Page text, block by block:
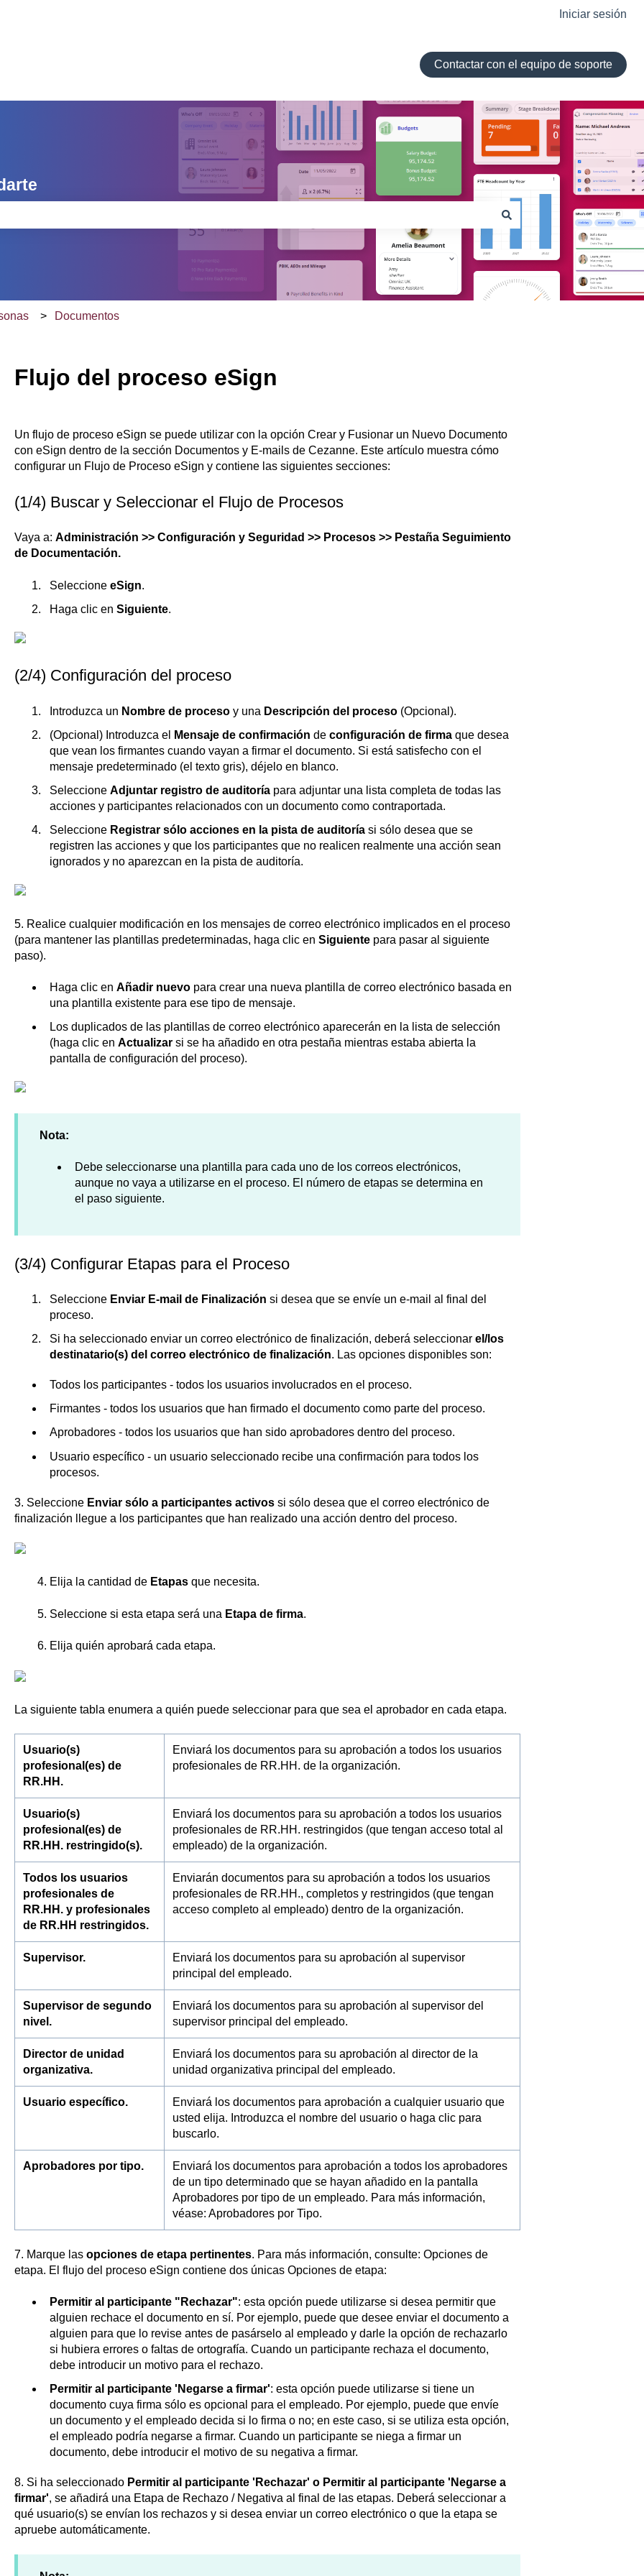
Iniciar sesión
Contactar con el equipo de soporte
Documentos
Flujo del proceso eSign
Un flujo de proceso eSign se puede utilizar con la opción Crear y Fusionar un Nuevo Documento
con eSign dentro de la sección Documentos y E-mails de Cezanne. Este artículo muestra cómo
configurar un Flujo de Proceso eSign y contiene las siguientes secciones:
(1/4) Buscar y Seleccionar el Flujo de Procesos
Vaya a: Administración >> Configuración y Seguridad >> Procesos >> Pestaña Seguimiento
de Documentación.
Seleccione eSign.
Haga clic en Siguiente.
(2/4) Configuración del proceso
Introduzca un Nombre de procesoy una Descripción del proceso(Opcional).
(Opcional) Introduzca el
Mensaje de confirmación de configuración de firmaque desea
que vean los firmantes cuando vayan a firmar el documento. Si está satisfecho con el
mensaje predeterminado (el texto gris), déjelo en blanco.
Seleccione Adjuntar registro de auditoríapara adjuntar una lista completa de todas las
acciones y participantes relacionados con un documento como contraportada.
Seleccione Registrar sólo acciones en la pista de auditoríasi sólo desea que se
registren las acciones y que los participantes que no realicen realmente una acción sean
ignorados y no aparezcan en la pista de auditoría.
5. Realice cualquier modificación en los mensajes de correo electrónico implicados en el proceso
(para mantener las plantillas predeterminadas, haga clic en Siguiente para pasar al siguiente
paso).
Haga clic en Añadir nuevopara crear una nueva plantilla de correo electrónico basada en
una plantilla existente para ese tipo de mensaje.
Los duplicados de las plantillas de correo electrónico aparecerán en la lista de selección
(haga clic en Actualizar si se ha añadido en otra pestaña mientras estaba abierta la
pantalla de configuración del proceso).
Nota:
Debe seleccionarse una plantilla para cada uno de los correos electrónicos,
aunque no vaya a utilizarse en el proceso. El número de etapas se determina en
el paso siguiente.
(3/4) Configurar Etapas para el Proceso
Seleccione Enviar E-mail de Finalización si desea que se envíe un e-mail al final del
proceso.
Si ha seleccionado enviar un correo electrónico de finalización, deberá seleccionar el/los
destinatario(s) del correo electrónico de finalización. Las opciones disponibles son:
Todos los participantes - todos los usuarios involucrados en el proceso.
Firmantes - todos los usuarios que han firmado el documento como parte del proceso.
Aprobadores - todos los usuarios que han sido aprobadores dentro del proceso.
Usuario específico - un usuario seleccionado recibe una confirmación para todos los
procesos.
3. Seleccione Enviar sólo a participantes activossi sólo desea que el correo electrónico de
finalización llegue a los participantes que han realizado una acción dentro del proceso.
4. Elija la cantidad de Etapasque necesita.
5. Seleccione si esta etapa será una Etapa de firma.
6. Elija quién aprobará cada etapa.
La siguiente tabla enumera a quién puede seleccionar para que sea el aprobador en cada etapa.
Usuario(s)
profesional(es) de
RR.HH.
Enviará los documentos para su aprobación a todos los usuarios
profesionales de RR.HH. de la organización.
Usuario(s)
profesional(es) de
RR.HH. restringido(s).
Enviará los documentos para su aprobación a todos los usuarios
profesionales de RR.HH. restringidos (que tengan acceso total al
empleado) de la organización.
Todos los usuarios
profesionales de
RR.HH. y profesionales
de RR.HH restringidos.
Enviarán documentos para su aprobación a todos los usuarios
profesionales de RR.HH., completos y restringidos (que tengan
acceso completo al empleado) dentro de la organización.
Supervisor.
Enviará los documentos para su aprobación al supervisor
principal del empleado.
Supervisor de segundo
nivel.
Enviará los documentos para su aprobación al supervisor del
supervisor principal del empleado.
Director de unidad
organizativa.
Enviará los documentos para su aprobación al director de la
unidad organizativa principal del empleado.
Usuario específico.
Enviará los documentos para aprobación a cualquier usuario que
usted elija. Introduzca el nombre del usuario o haga clic para
buscarlo.
Aprobadores por tipo.
Enviará los documentos para aprobación a todos los aprobadores
de un tipo determinado que se hayan añadido en la pantalla
Aprobadores por tipo de un empleado. Para más información,
véase: Aprobadores por Tipo.
7. Marque las opciones de etapa pertinentes. Para más información, consulte: Opciones de
etapa. El flujo del proceso eSign contiene dos únicas Opciones de etapa:
Permitir al participante "Rechazar": esta opción puede utilizarse si desea permitir que
alguien rechace el documento en sí. Por ejemplo, puede que desee enviar el documento a
alguien para que lo revise antes de pasárselo al empleado y darle la opción de rechazarlo
si hubiera errores o faltas de ortografía. Cuando un participante rechaza el documento,
debe introducir un motivo para el rechazo.
Permitir al participante 'Negarse a firmar': esta opción puede utilizarse si tiene un
documento cuya firma sólo es opcional para el empleado. Por ejemplo, puede que envíe
un documento y el empleado decida si lo firma o no; en este caso, si se utiliza esta opción,
el empleado podría negarse a firmar. Cuando un participante se niega a firmar un
documento, debe introducir el motivo de su negativa a firmar.
8. Si ha seleccionado Permitir al participante 'Rechazar' o Permitir al participante 'Negarse a
firmar', se añadirá una Etapa de Rechazo / Negativa al final de las etapas. Deberá seleccionar a
qué usuario(s) se envían los rechazos y si desea enviar un correo electrónico o que la etapa se
apruebe automáticamente.